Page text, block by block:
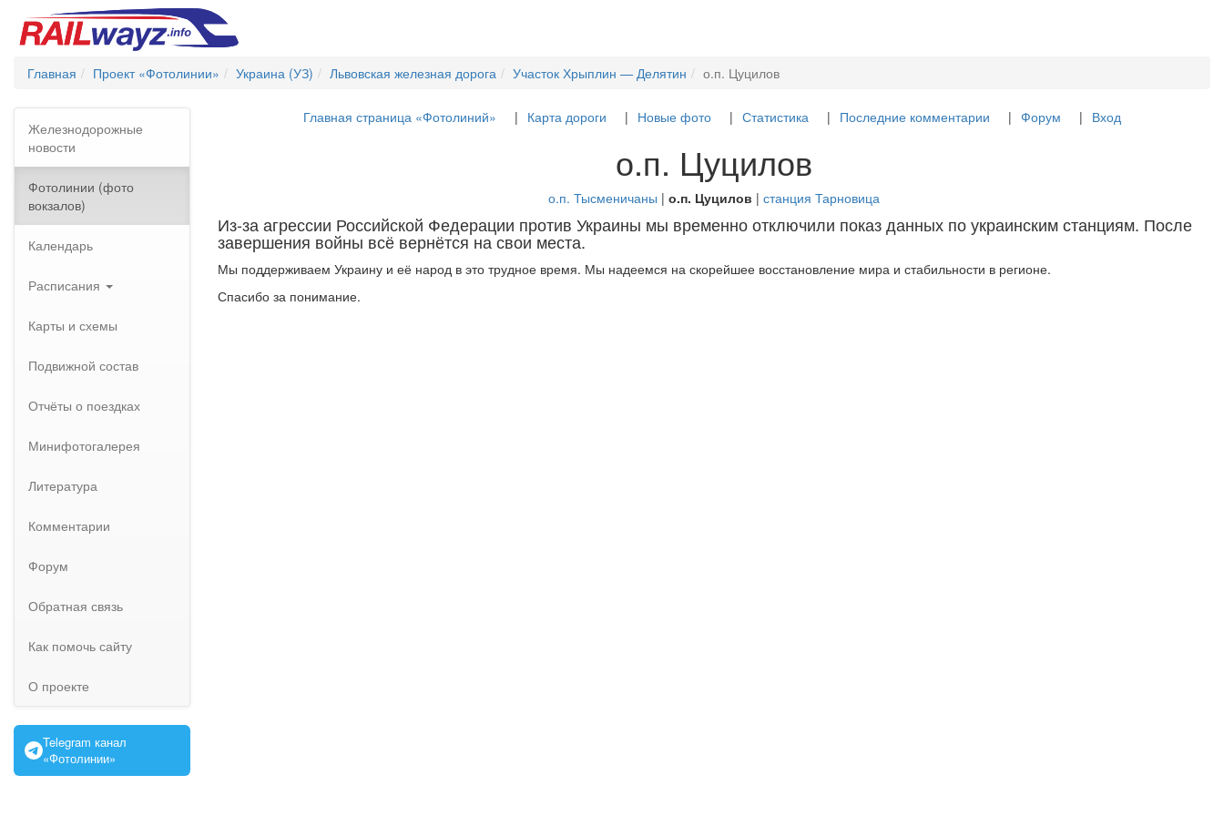
Главная Проект «Фотолинии» Украина (УЗ) Львовская железная дорога Участок Хрыплин — Делятин о.п. Цуцилов
Железнодорожные
новости
Фотолинии (фото
вокзалов)
Календарь
Расписания
Карты и схемы
Подвижной состав
Отчёты о поездках
Минифотогалерея
Литература
Комментарии
Форум
Обратная связь
Как помочь сайту
О проекте
Telegram канал
«Фотолинии»
Главная страница «Фотолиний» Карта дороги Новые фото Статистика Последние комментарии Форум Вход
о.п. Цуцилов
о.п. Тысменичаны | о.п. Цуцилов | станция Тарновица
Из-за агрессии Российской Федерации против Украины мы временно отключили показ данных по украинским станциям. После
завершения войны всё вернётся на свои места.
Мы поддерживаем Украину и её народ в это трудное время. Мы надеемся на скорейшее восстановление мира и стабильности в регионе.
Спасибо за понимание.